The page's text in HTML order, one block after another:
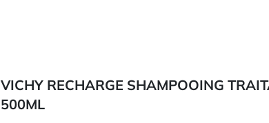
VICHY RECHARGE SHAMPOOING
500ML